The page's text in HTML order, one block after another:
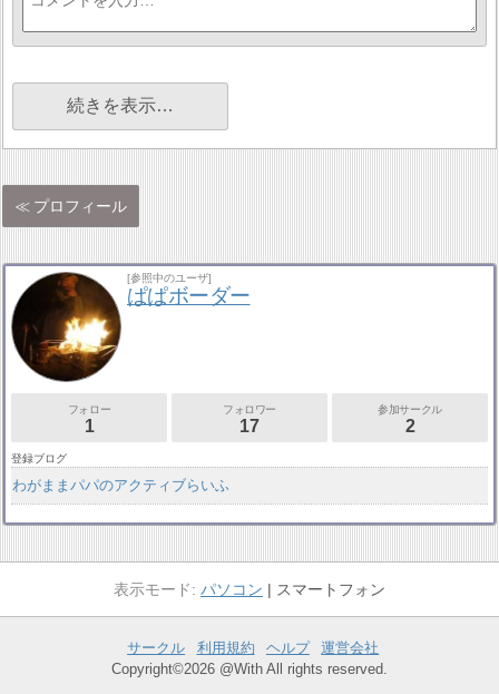
続きを表示…
プロフィール
[参照中のユーザ]
ぱぱボーダー
フォロー
1
フォロワー
17
参加サークル
2
登録ブログ
わがままパパのアクティブらいふ
パソコン スマートフォン
サークル 利用規約 ヘルプ
運営会社
Copyright©2026 @With All rights reserved.